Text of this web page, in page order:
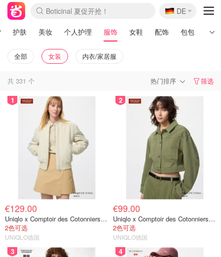
Boticinal 夏促开抢！
还没结束！&OtherStories大促
Joybuy变相75折 随时失效
速领！Stanley独家85折
疑似霸哥！Camper额外叠85折
Zalando 奥莱闪促！每日更新
Moncler反季囤！5折起+叠9折
Coach Brooklyn仅€192
🇩🇪
DE
护肤 美妆 个人护理 服饰 女鞋 配饰 包包 男士
全部 女装 内衣/家居服
共 331 个 热门排序 筛选
1
€129.00
Uniqlo x Comptoir des Cotonniers 羽绒夹克
2色可选
UNIQLO德国
2
€99.00
Uniqlo x Comptoir des Cotonniers 短款牛仔夹克
2色可选
UNIQLO德国
3 4